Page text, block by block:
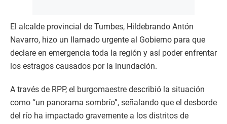
El alcalde provincial de Tumbes, Hildebrando Antón
Navarro, hizo un llamado urgente al Gobierno para que
declare en emergencia toda la región y así poder enfrentar
los estragos causados por la inundación.
A través de RPP, el burgomaestre describió la situación
como “un panorama sombrío”, señalando que el desborde
del río ha impactado gravemente a los distritos de